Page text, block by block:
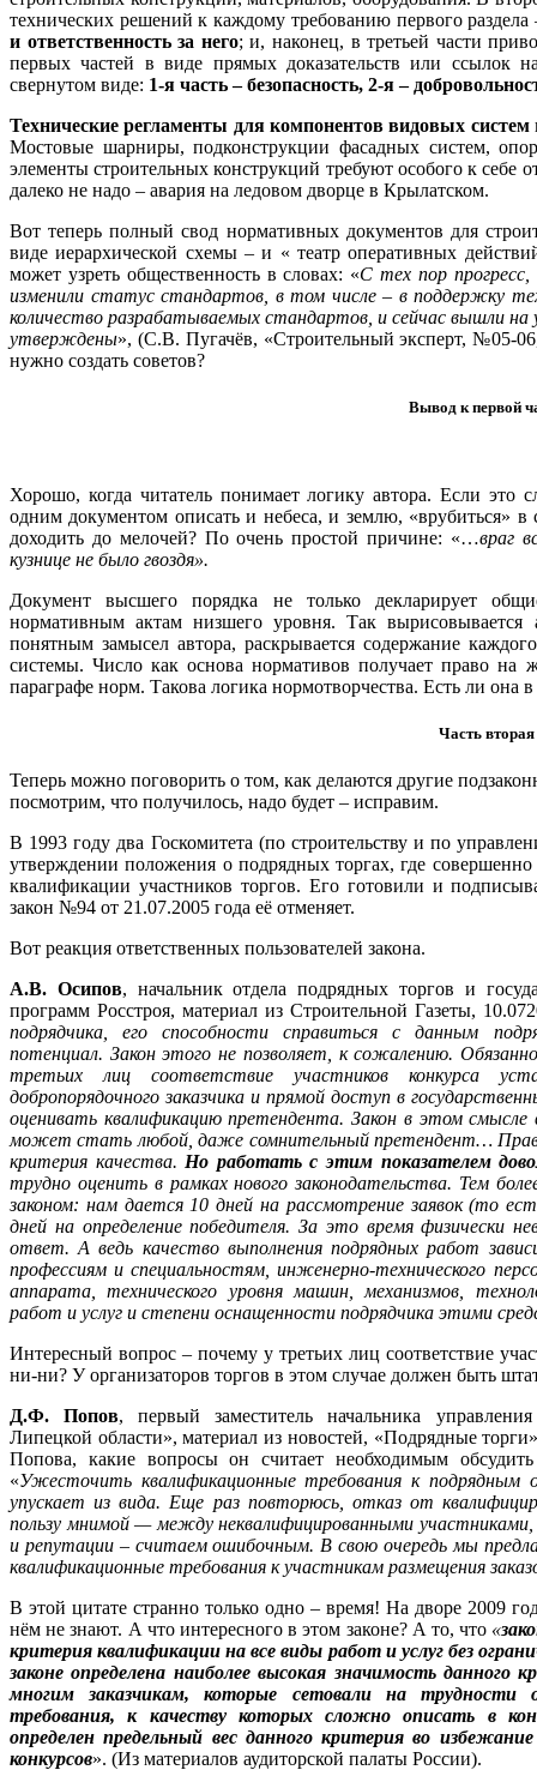
технических решений к каждому требованию первого
и ответственность за него; и, наконец, в третьей части
первых частей в виде прямых доказательств или
свернутом виде: 1-я часть – безопасность, 2-я –
Технические регламенты для компонентов видовых систем
Мостовые шарниры, подконструкции фасадных систем,
элементы строительных конструкций требуют особого к себе
далеко не надо – авария на ледовом дворце в Крылатском.
Вот теперь полный свод нормативных документов для
виде иерархической схемы – и « театр оперативных
может узреть общественность в словах: «С тех пор
изменили статус стандартов, в том числе – в поддержку
количество разрабатываемых стандартов, и сейчас вышли на
утверждены», (С.В. Пугачёв, «Строительный эксперт, №05-
нужно создать советов?
Вывод к первой
Хорошо, когда читатель понимает логику автора. Если это
одним документом описать и небеса, и землю, «врубиться»
доходить до мелочей? По очень простой причине: «…враг
кузнице не было гвоздя».
Документ высшего порядка не только декларирует
нормативным актам низшего уровня. Так вырисовывается
понятным замысел автора, раскрывается содержание
системы. Число как основа нормативов получает право на
параграфе норм. Такова логика нормотворчества. Есть ли она
Часть вторая
Теперь можно поговорить о том, как делаются другие
посмотрим, что получилось, надо будет – исправим.
В 1993 году два Госкомитета (по строительству и по
утверждении положения о подрядных торгах, где
квалификации участников торгов. Его готовили и
закон №94 от 21.07.2005 года её отменяет.
Вот реакция ответственных пользователей закона.
А.В. Осипов, начальник отдела подрядных торгов и
программ Росстроя, материал из Строительной Газеты,
подрядчика, его способности справиться с данным
потенциал. Закон этого не позволяет, к сожалению.
третьих лиц соответствие участников конкурса
добропорядочного заказчика и прямой доступ в
оценивать квалификацию претендента. Закон в этом смысле
может стать любой, даже сомнительный претендент…
критерия качества. Но работать с этим показателем
трудно оценить в рамках нового законодательства. Тем
законом: нам дается 10 дней на рассмотрение заявок (то
дней на определение победителя. За это время физически
ответ. А ведь качество выполнения подрядных работ
профессиям и специальностям, инженерно-технического
аппарата, технического уровня машин, механизмов,
работ и услуг и степени оснащенности подрядчика этими
Интересный вопрос – почему у третьих лиц соответствие
ни-ни? У организаторов торгов в этом случае должен быть
Д.Ф. Попов, первый заместитель начальника
Липецкой области», материал из новостей, «Подрядные
Попова, какие вопросы он считает необходимым
«Ужесточить квалификационные требования к
упускает из вида. Еще раз повторюсь, отказ от
пользу мнимой — между неквалифицированными
и репутации – считаем ошибочным. В свою очередь мы
квалификационные требования к участникам размещения
В этой цитате странно только одно – время! На дворе 2009
нём не знают. А что интересного в этом законе? А то, что «
критерия квалификации на все виды работ и услуг без
законе определена наиболее высокая значимость
многим заказчикам, которые сетовали на
требования, к качеству которых сложно описать в
определен предельный вес данного критерия во
конкурсов». (Из материалов аудиторской палаты России).